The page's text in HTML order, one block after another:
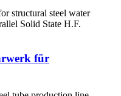
für